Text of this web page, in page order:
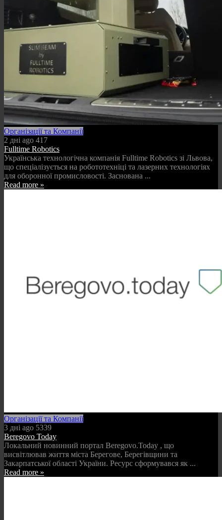
Організації та Компанії
2 дні ago 417
Fulltime Robotics
Українська технологічна компанія Fulltime Robotics зі Львова,
що спеціалізується на робототехніці та лазерних технологіях
для оборонної промисловості. Заснована ...
Read more »
Організації та Компанії
3 дні ago 5339
Beregovo Today
Локальний новинний портал Beregovo.Today , що
висвітлював життя міста Берегове, Берегівщини та
Закарпатської області України. Ресурс сформувався як ...
Read more »